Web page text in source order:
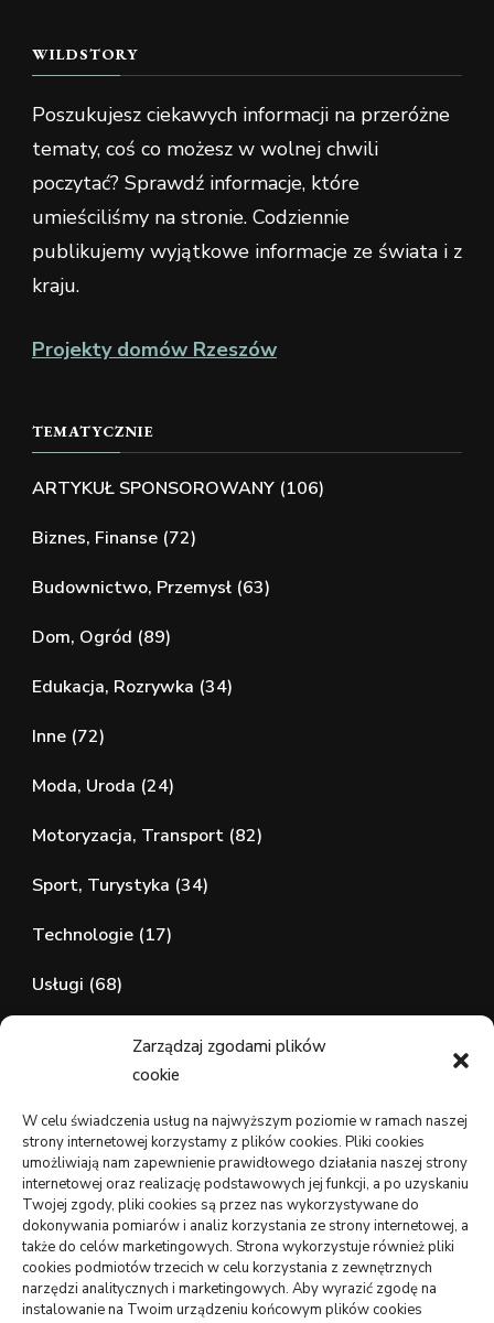
Zarządzaj zgodami plików
cookie
W celu świadczenia usług na najwyższym poziomie w ramach naszej
strony internetowej korzystamy z plików cookies. Pliki cookies
umożliwiają nam zapewnienie prawidłowego działania naszej strony
internetowej oraz realizację podstawowych jej funkcji, a po uzyskaniu
Twojej zgody, pliki cookies są przez nas wykorzystywane do
dokonywania pomiarów i analiz korzystania ze strony internetowej, a
także do celów marketingowych. Strona wykorzystuje również pliki
cookies podmiotów trzecich w celu korzystania z zewnętrznych
narzędzi analitycznych i marketingowych. Aby wyrazić zgodę na
instalowanie na Twoim urządzeniu końcowym plików cookies
WILDSTORY
Poszukujesz ciekawych informacji na przeróżne
tematy, coś co możesz w wolnej chwili
poczytać? Sprawdź informacje, które
umieściliśmy na stronie. Codziennie
publikujemy wyjątkowe informacje ze świata i z
kraju.
Projekty domów Rzeszów
TEMATYCZNIE
ARTYKUŁ SPONSOROWANY (106)
Biznes, Finanse (72)
Budownictwo, Przemysł (63)
Dom, Ogród (89)
Edukacja, Rozrywka (34)
Inne (72)
Moda, Uroda (24)
Motoryzacja, Transport (82)
Sport, Turystyka (34)
Technologie (17)
Usługi (68)
Zdrowie, Medycyna (107)
wizytówki nap
WARTE PRZECZYTANIA
DOM, OGRÓD
Jak podłączyć zbiornik na deszczówkę do rynny –
oszczędność i skuteczność